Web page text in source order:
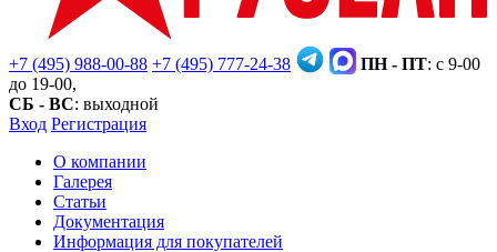
+7 (495) 988-00-88 +7 (495) 777-24-38 ПН - ПТ: с 9-00
до 19-00,
СБ - ВС: выходной
Вход Регистрация
О компании
Галерея
Статьи
Документация
Информация для покупателей